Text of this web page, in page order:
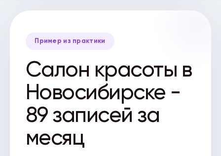
Пример из практики
Салон красоты в
Новосибирске -
89 записей за
месяц